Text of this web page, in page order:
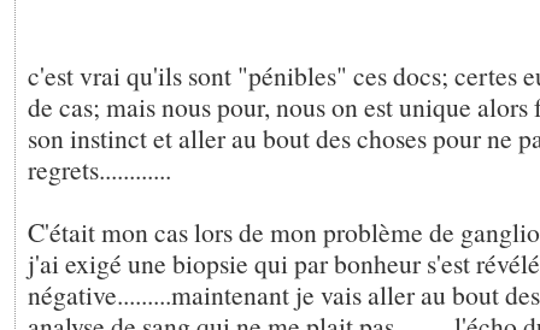
c'est vrai qu'ils sont "pénibles" ces docs; certes
de cas; mais nous pour, nous on est unique
son instinct et aller au bout des choses pour ne
regrets............
C'était mon cas lors de mon problème de
j'ai exigé une biopsie qui par bonheur s'est
négative.........maintenant je vais aller au bout